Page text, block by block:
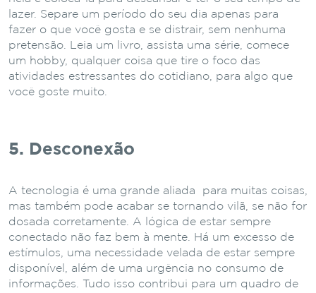
lazer. Separe um período do seu dia apenas para
fazer o que você gosta e se distrair, sem nenhuma
pretensão. Leia um livro, assista uma série, comece
um hobby, qualquer coisa que tire o foco das
atividades estressantes do cotidiano, para algo que
você goste muito.
5. Desconexão
A tecnologia é uma grande aliada para muitas coisas,
mas também pode acabar se tornando vilã, se não for
dosada corretamente. A lógica de estar sempre
conectado não faz bem à mente. Há um excesso de
estímulos, uma necessidade velada de estar sempre
disponível, além de uma urgência no consumo de
informações. Tudo isso contribui para um quadro de